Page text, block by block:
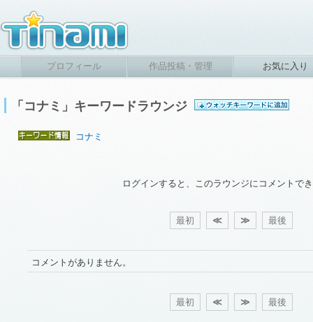
プロフィール 作品投稿・管理 お気に入り
「コナミ」キーワードラウンジ
コナミ
ログインすると、このラウンジにコメントで
最初 ≪ ≫ 最後
コメントがありません。
最初 ≪ ≫ 最後